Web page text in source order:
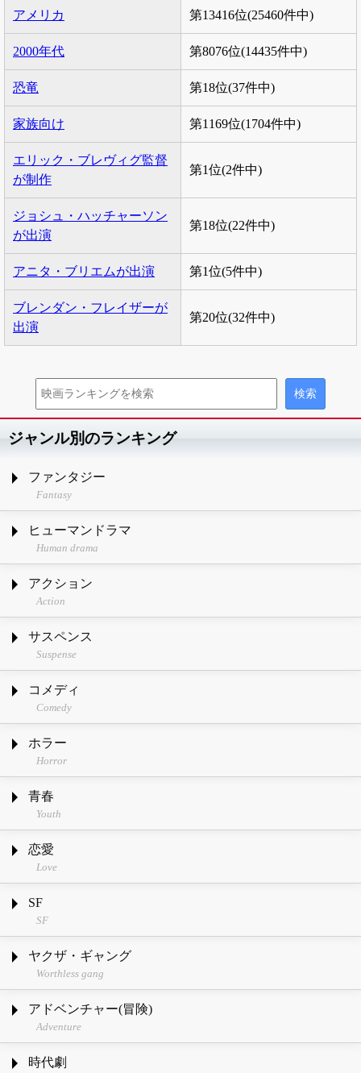
アメリカ 第13416位(25460件中)
2000年代 第8076位(14435件中)
恐竜 第18位(37件中)
家族向け 第1169位(1704件中)
エリック・ブレヴィグ監督
が制作
第1位(2件中)
ジョシュ・ハッチャーソン
が出演
第18位(22件中)
アニタ・ブリエムが出演 第1位(5件中)
ブレンダン・フレイザーが
出演
第20位(32件中)
ジャンル別のランキング
ファンタジー
Fantasy
ヒューマンドラマ
Human drama
アクション
Action
サスペンス
Suspense
コメディ
Comedy
ホラー
Horror
青春
Youth
恋愛
Love
SF
SF
ヤクザ・ギャング
Worthless gang
アドベンチャー(冒険)
Adventure
時代劇